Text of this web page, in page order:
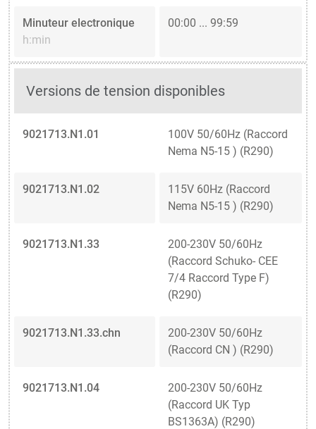
Minuteur electronique
h:min
00:00 ... 99:59
Versions de tension disponibles
9021713.N1.01
100V 50/60Hz (Raccord
Nema N5-15 ) (R290)
9021713.N1.02
115V 60Hz (Raccord
Nema N5-15 ) (R290)
9021713.N1.33
200-230V 50/60Hz
(Raccord Schuko- CEE
7/4 Raccord Type F)
(R290)
9021713.N1.33.chn
200-230V 50/60Hz
(Raccord CN ) (R290)
9021713.N1.04
200-230V 50/60Hz
(Raccord UK Typ
BS1363A) (R290)